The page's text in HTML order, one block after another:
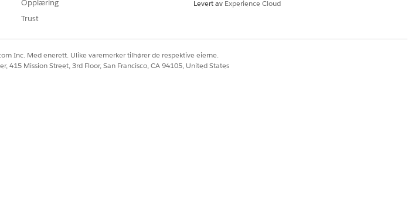
visualiseringer, målinger og den semantiske datamodellen (SDM) i
innsikter om elevers faglige fremdrift, velvære og
av rådgivningsprogrammer og ta datastyrte beslutninger for å støtte elever.
Opplæring
Trust
Levert av Experience Cloud
Inc. Med enerett. Ulike varemerker tilhører de respektive eierne.
415 Mission Street, 3rd Floor, San Francisco, CA 94105, United States